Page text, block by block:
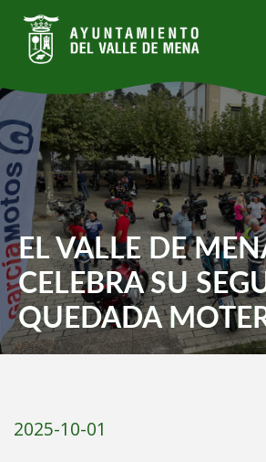
Pasar
contenido
EL VALLE DE
CELEBRA SU
QUEDADA
2025-10-01